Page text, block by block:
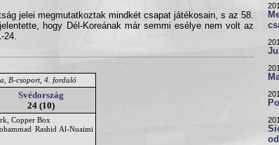
jelei megmutatkoztak mindkét csapat játékosain, s az 58.
hogy Dél-Koreának már semmi esélye nem volt az
24.
B-csoport, 4. forduló
Svédország
24 (10)
Copper Box
Rashid Al-Nuaimi